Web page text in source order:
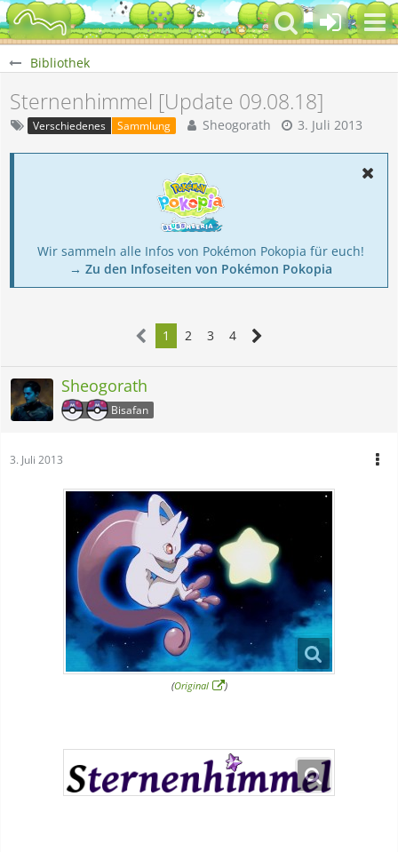
Bibliothek
Sternenhimmel [Update 09.08.18]
Verschiedenes Sammlung Sheogorath 3. Juli 2013
Wir sammeln alle Infos von Pokémon Pokopia für euch!
→ Zu den Infoseiten von Pokémon Pokopia
1 2 3 4
Sheogorath
Bisafan
3. Juli 2013
(Original )